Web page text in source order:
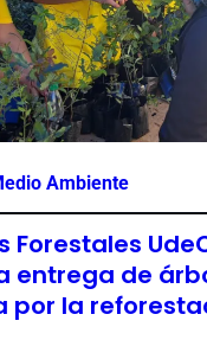
Ambiente
Forestales
entrega de
por la